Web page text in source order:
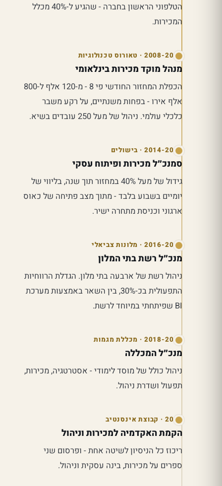
הטלפוני הראשון בחברה - שהגיע ל-40% מכלל
המכירות.
2008-2010 · טאורוס טכנולוגיות
מנהל מוקד מכירות בינלאומי
הכפלת המחזור החודשי פי 8 - מ-120 אלף ל-800
אלף אירו - בפחות משנתיים, על רקע משבר
כלכלי עולמי. ניהול של מעל 250 עובדים בשיא.
2014-2015 · בישולים
סמנכ״ל מכירות ופיתוח עסקי
גידול של מעל 40% במחזור תוך שנה, בליווי של
יומיים בשבוע בלבד - מתוך מצב פתיחה של כאוס
ארגוני וכניסת מתחרה ישיר.
2016-2018 · מלונות צביאלי
מנכ״ל רשת בתי המלון
ניהול רשת של ארבעה בתי מלון. הגדלת הרווחיות
התפעולית בכ-30%, בין השאר באמצעות מערכת
2018-2019 · מכללת מגמות
מנכ״ל המכללה
ניהול כולל של מוסד לימודי - אסטרטגיה, מכירות,
תפעול ושדרת ניהול.
הקמת האקדמיה למכירות וניהול
ריכוז כל הניסיון לשיטה אחת - ופרסום שני
ספרים על מכירות, בינה עסקית וניהול.